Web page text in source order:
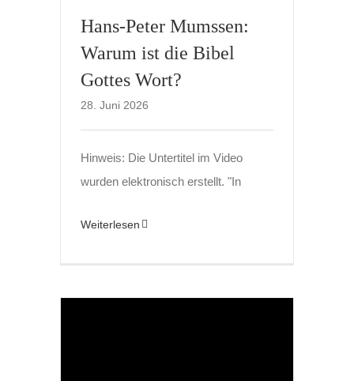
Hans-Peter Mumssen:
Warum ist die Bibel
Gottes Wort?
28. Juni 2026
Hinweis: Die Untertitel im Video
wurden elektronisch erstellt. "In
Weiterlesen